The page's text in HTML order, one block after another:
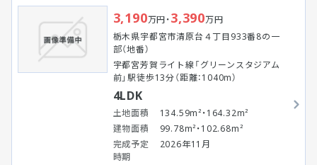
3,190万円・3,390万円
栃木県宇都宮市清原台４丁目933番8の一
部（地番）
宇都宮芳賀ライト線「グリーンスタジアム
前」駅徒歩13分（距離：1040m）
4LDK
土地面積
134.59m²・164.32m²
建物面積
99.78m²・102.68m²
完成予定
時期
2026年11月